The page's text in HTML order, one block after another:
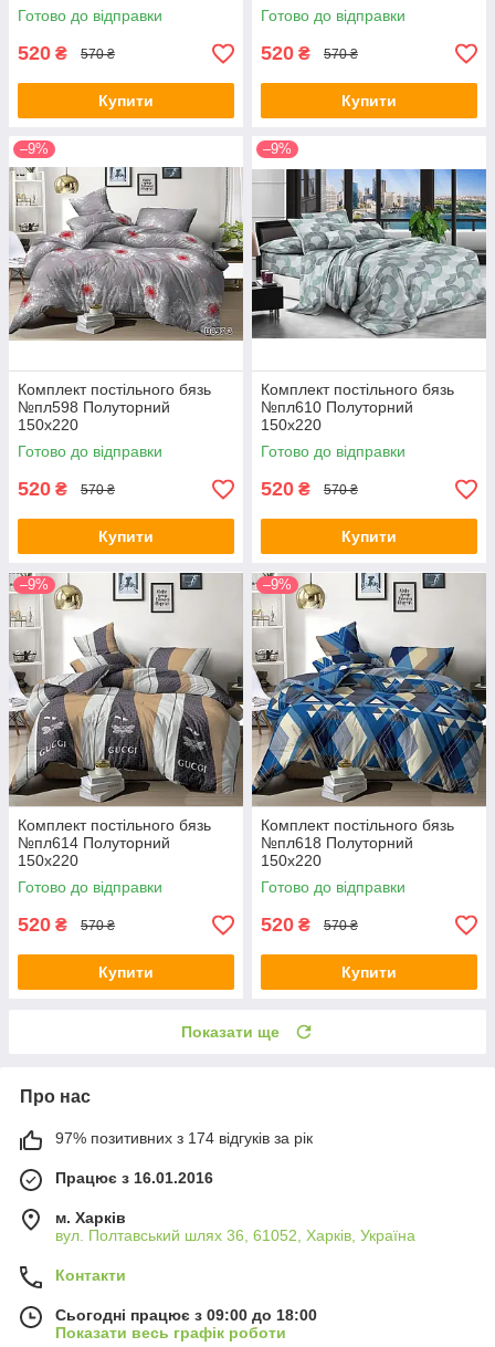
Готово до відправки
520 ₴ 570 ₴
Купити
Готово до відправки
520 ₴ 570 ₴
Купити
–9%
Комплект постільного бязь
№пл598 Полуторний
150х220
Готово до відправки
520 ₴ 570 ₴
Купити
–9%
Комплект постільного бязь
№пл610 Полуторний
150х220
Готово до відправки
520 ₴ 570 ₴
Купити
–9%
Комплект постільного бязь
№пл614 Полуторний
150х220
Готово до відправки
520 ₴ 570 ₴
Купити
–9%
Комплект постільного бязь
№пл618 Полуторний
150х220
Готово до відправки
520 ₴ 570 ₴
Купити
Показати ще
Про нас
97% позитивних з 174 відгуків за рік
Працює з 16.01.2016
м. Харків
вул. Полтавський шлях 36, 61052, Харків, Україна
Контакти
Сьогодні працює з 09:00 до 18:00
Показати весь графік роботи